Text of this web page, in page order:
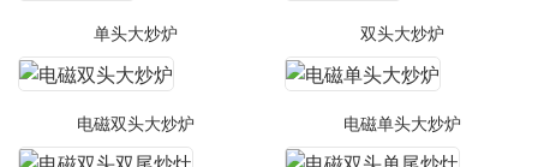
单头大炒炉 双头大炒炉
电磁双头大炒炉 电磁单头大炒炉